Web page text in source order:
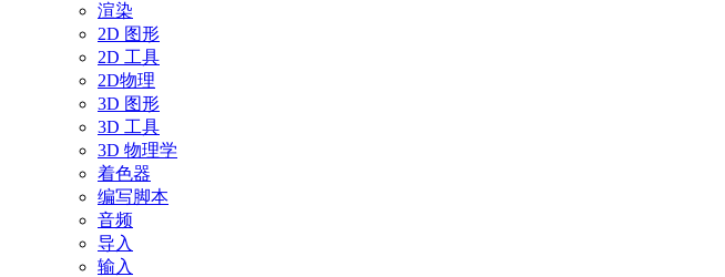
渲染
2D 图形
2D 工具
2D物理
3D 图形
3D 工具
3D 物理学
着色器
编写脚本
音频
导入
输入